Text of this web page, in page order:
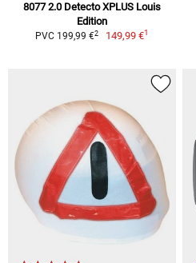
8077 2.0 Detecto XPLUS Louis
Edition
PVC 199,99 €2 149,99 €1